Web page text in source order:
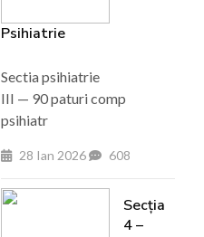
Psihiatrie
Sectia psihiatrie
III — 90 paturi comp
psihiatr
28 Ian 2026 608
Secția
4 –